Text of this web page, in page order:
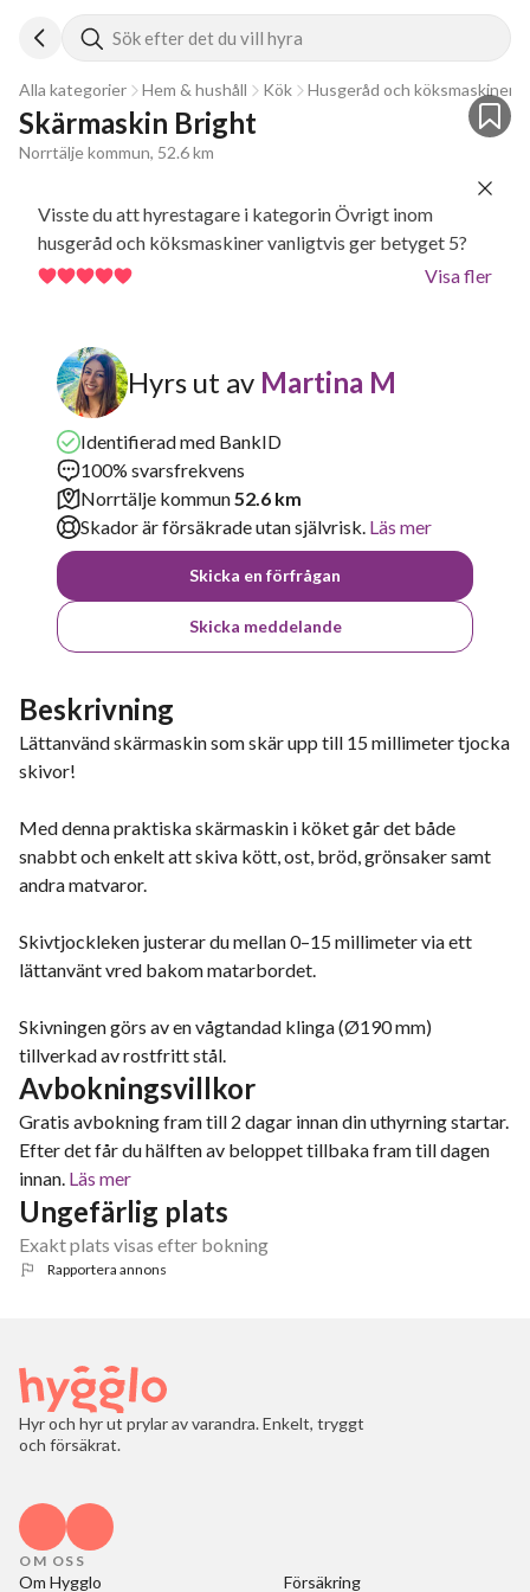
Sök efter det du vill hyra
Alla kategorier Hem & hushåll Kök Husgeråd och köksmaskiner
Skärmaskin Bright
Norrtälje kommun, 52.6 km
Visste du att hyrestagare i kategorin Övrigt inom
husgeråd och köksmaskiner vanligtvis ger betyget 5?
Visa fler
Hyrs ut av Martina M
Identifierad med BankID
100% svarsfrekvens
Norrtälje kommun52.6 km
Skador är försäkrade utan självrisk. Läs mer
Skicka en förfrågan
Skicka meddelande
Beskrivning
Lättanvänd skärmaskin som skär upp till 15 millimeter tjocka
skivor!
Med denna praktiska skärmaskin i köket går det både
snabbt och enkelt att skiva kött, ost, bröd, grönsaker samt
andra matvaror.
Skivtjockleken justerar du mellan 0–15 millimeter via ett
lättanvänt vred bakom matarbordet.
Skivningen görs av en vågtandad klinga (Ø190 mm)
tillverkad av rostfritt stål.
Avbokningsvillkor
Gratis avbokning fram till 2 dagar innan din uthyrning startar.
Efter det får du hälften av beloppet tillbaka fram till dagen
innan. Läs mer
Ungefärlig plats
Exakt plats visas efter bokning
Rapportera annons
Hyr och hyr ut prylar av varandra. Enkelt, tryggt
och försäkrat.
OM OSS
Om Hygglo Försäkring